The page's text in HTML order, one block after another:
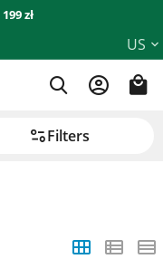
199 zł
US
Filters